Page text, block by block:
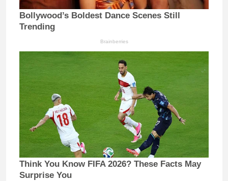
Bollywood’s Boldest Dance Scenes Still
Trending
Brainberries
Think You Know FIFA 2026? These Facts May
Surprise You